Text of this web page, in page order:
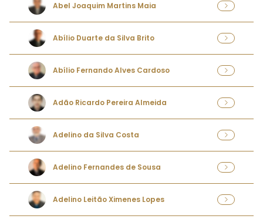
Abel Joaquim Martins Maia
Abílio Duarte da Silva Brito
Abílio Fernando Alves Cardoso
Adão Ricardo Pereira Almeida
Adelino da Silva Costa
Adelino Fernandes de Sousa
Adelino Leitão Ximenes Lopes